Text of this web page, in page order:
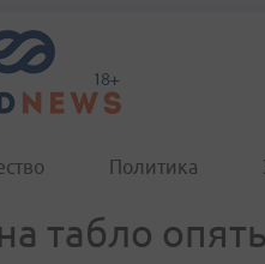
Политика
табло